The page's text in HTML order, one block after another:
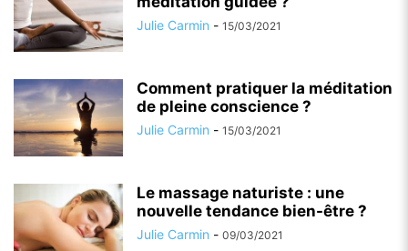
Julie Carmin - 15/03/2021
Comment pratiquer la méditation
de pleine conscience ?
Julie Carmin - 15/03/2021
Le massage naturiste : une
nouvelle tendance bien-être ?
Julie Carmin - 09/03/2021